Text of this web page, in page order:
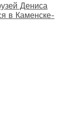
Дениса
в Каменске-